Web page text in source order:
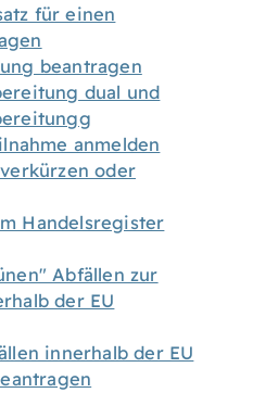
für einen
beantragen
dual und
anmelden
oder
Handelsregister
Abfällen zur
der EU
innerhalb der EU